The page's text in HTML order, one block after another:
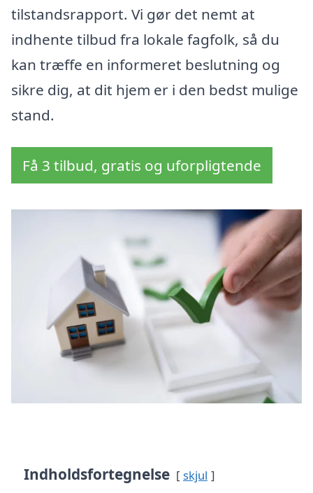
tilstandsrapport. Vi gør det nemt at
indhente tilbud fra lokale fagfolk, så du
kan træffe en informeret beslutning og
sikre dig, at dit hjem er i den bedst mulige
stand.
Få 3 tilbud, gratis og uforpligtende
Indholdsfortegnelse skjul